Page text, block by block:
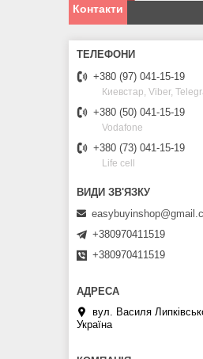
Контакти
+380 (97) 041-15-19
Киевстар, Viber,
+380 (50) 041-15-19
Vodafone
+380 (73) 041-15-19
Life cell
+380970411519
+380970411519
вул. Василя
Україна